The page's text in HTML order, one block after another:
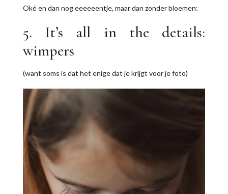
wimpers
(want soms is dat het enige dat je krijgt voor je foto)